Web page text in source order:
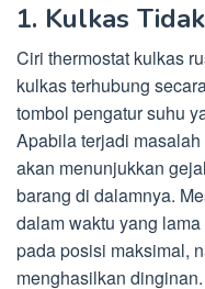
1. Kulkas
Ciri thermostat kulkas
kulkas terhubung
tombol pengatur suhu
Apabila terjadi
akan menunjukkan
barang di dalamnya.
dalam waktu yang
pada posisi maksimal,
menghasilkan dinginan.